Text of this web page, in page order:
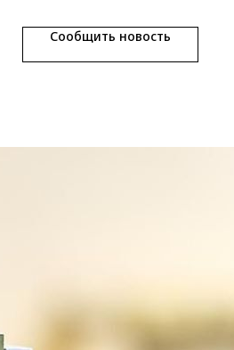
Сообщить новость